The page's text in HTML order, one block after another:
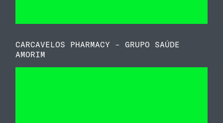
CARCAVELOS PHARMACY – GRUPO SAÚDE
AMORIM